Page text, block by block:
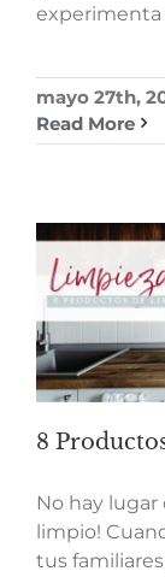
experimenta
mayo 27th,
Read More
8
No hay lugar
limpio!
tus